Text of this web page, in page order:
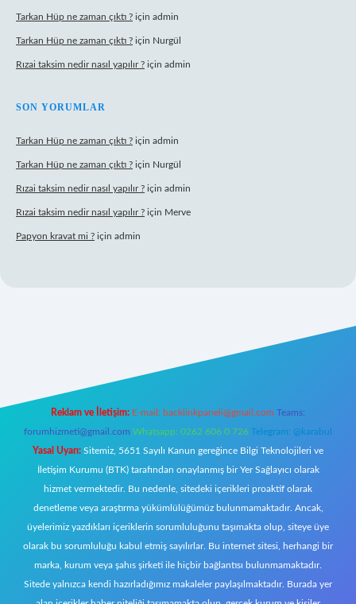
Tarkan Hüp ne zaman çıktı ? için admin
Tarkan Hüp ne zaman çıktı ? için Nurgül
Rızai taksim nedir nasıl yapılır ? için admin
SON YORUMLAR
Tarkan Hüp ne zaman çıktı ? için admin
Tarkan Hüp ne zaman çıktı ? için Nurgül
Rızai taksim nedir nasıl yapılır ? için admin
Rızai taksim nedir nasıl yapılır ? için Merve
Papyon kravat mi ? için admin
m elexbet
Reklam ve İletişim: E-mail: backlinkpaneli@gmail.com Teams:
forumhizmeti@gmail.com Whatsapp: 0262 606 0 726 Telegram: @karabul
Yasal Uyarı: Sitemiz, 5651 Sayılı Kanun gereğince Bilgi Teknolojileri ve
İletişim Kurumu (BTK) tarafından onaylanmış bir Yer Sağlayıcı olarak
hizmet vermektedir. Bu nedenle, sitedeki içerikleri proaktif olarak
denetleme veya araştırma yükümlülüğümüz bulunmamaktadır. Ancak,
üyelerimiz yazdıkları içeriklerin sorumluluğunu taşımakta olup, siteye üye
olarak bu sorumluluğu kabul etmiş sayılırlar. Bu internet sitesi, herhangi bir
marka, kurum veya şahıs şirketi ile hiçbir bağlantısı bulunmamaktadır.
Sitede yalnızca kendi hazırladığımız makaleler paylaşılmaktadır. Burada yer